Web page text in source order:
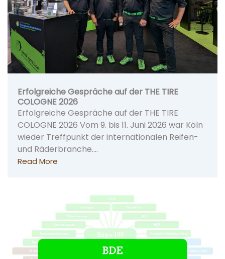
Erfolgreiche Gespräche auf der THE TIRE
COLOGNE 2026
Erfolgreiche Gespräche auf der THE TIRE
COLOGNE 2026 Vom 9. bis 11. Juni 2026 war Köln
wieder Treffpunkt der internationalen Reifen-
und Räderbranche.…
Read More